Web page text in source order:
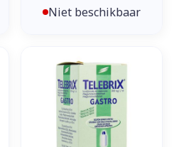
Niet beschikbaar